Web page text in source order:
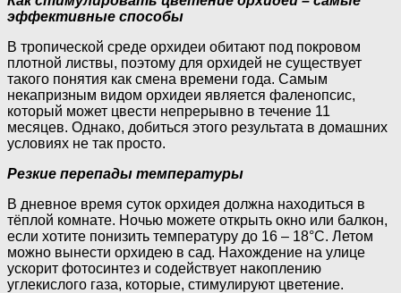
эффективные способы
В тропической среде орхидеи обитают под покровом
плотной листвы, поэтому для орхидей не существует
такого понятия как смена времени года. Самым
некапризным видом орхидеи является фаленопсис,
который может цвести непрерывно в течение 11
месяцев. Однако, добиться этого результата в домашних
условиях не так просто.
Резкие перепады температуры
В дневное время суток орхидея должна находиться в
тёплой комнате. Ночью можете открыть окно или балкон,
если хотите понизить температуру до 16 – 18°C. Летом
можно вынести орхидею в сад. Нахождение на улице
ускорит фотосинтез и содействует накоплению
углекислого газа, которые, стимулируют цветение.